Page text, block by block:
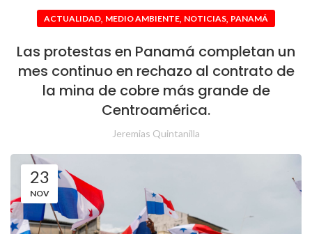
ACTUALIDAD, MEDIO AMBIENTE, NOTICIAS, PANAMÁ
Las protestas en Panamá completan un
mes continuo en rechazo al contrato de
la mina de cobre más grande de
Centroamérica.
Jeremias Quintanilla
23
NOV